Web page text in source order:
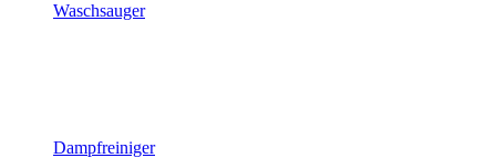
Waschsauger
Dampfreiniger